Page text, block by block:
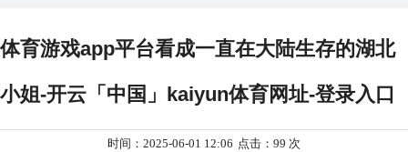
体育游戏app平台看成一直在大陆生存的湖北
小姐-开云「中国」kaiyun体育网址-登录入口
时间：2025-06-01 12:06 点击：99 次